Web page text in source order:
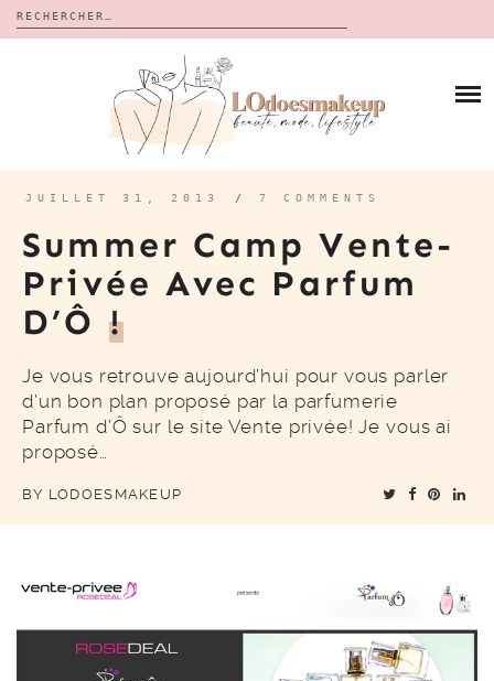
Rechercher :
CALENDRIERS DE L’AVENT
BON PLAN
À PROPOS
CONTACT
JUILLET 31, 2013 / 7 COMMENTS
Summer Camp Vente-
Privée Avec Parfum
D’Ô !
Je vous retrouve aujourd’hui pour vous parler
d’un bon plan proposé par la parfumerie
Parfum d’Ô sur le site Vente privée! Je vous ai
proposé…
BY LODOESMAKEUP